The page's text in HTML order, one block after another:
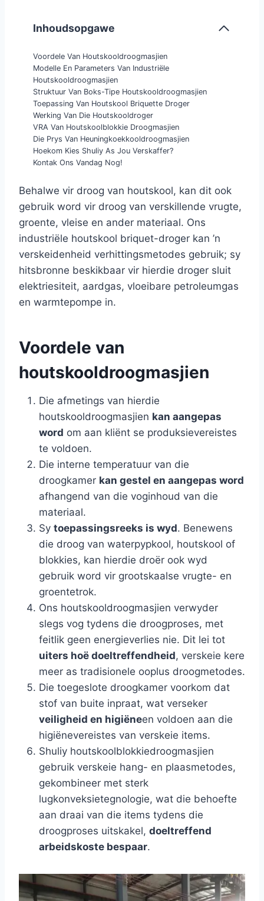
Inhoudsopgawe
Voordele Van Houtskooldroogmasjien
Modelle En Parameters Van Industriële
Houtskooldroogmasjien
Struktuur Van Boks-Tipe Houtskooldroogmasjien
Toepassing Van Houtskool Briquette Droger
Werking Van Die Houtskooldroger
VRA Van Houtskoolblokkie Droogmasjien
Die Prys Van Heuningkoekkooldroogmasjien
Hoekom Kies Shuliy As Jou Verskaffer?
Kontak Ons Vandag Nog!
Behalwe vir droog van houtskool, kan dit ook
gebruik word vir droog van verskillende vrugte,
groente, vleise en ander materiaal. Ons
industriële houtskool briquet-droger kan ’n
verskeidenheid verhittingsmetodes gebruik; sy
hitsbronne beskikbaar vir hierdie droger sluit
elektriesiteit, aardgas, vloeibare petroleumgas
en warmtepompe in.
Voordele van
houtskooldroogmasjien
Die afmetings van hierdie
houtskooldroogmasjien kan aangepas
word om aan kliënt se produksievereistes
te voldoen.
Die interne temperatuur van die
droogkamer kan gestel en aangepas word
afhangend van die voginhoud van die
materiaal.
Sy toepassingsreeks is wyd. Benewens
die droog van waterpypkool, houtskool of
blokkies, kan hierdie droër ook wyd
gebruik word vir grootskaalse vrugte- en
groentetrok.
Ons houtskooldroogmasjien verwyder
slegs vog tydens die droogproses, met
feitlik geen energieverlies nie. Dit lei tot
uiters hoë doeltreffendheid, verskeie kere
meer as tradisionele ooplus droogmetodes.
Die toegeslote droogkamer voorkom dat
stof van buite inpraat, wat verseker
veiligheid en higiëneen voldoen aan die
higiënevereistes van verskeie items.
Shuliy houtskoolblokkiedroogmasjien
gebruik verskeie hang- en plaasmetodes,
gekombineer met sterk
lugkonveksietegnologie, wat die behoefte
aan draai van die items tydens die
droogproses uitskakel, doeltreffend
arbeidskoste bespaar.